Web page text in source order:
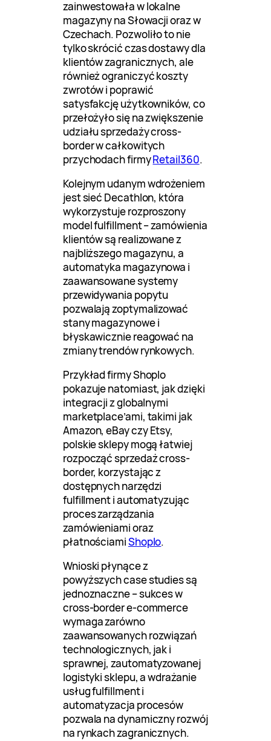
zainwestowała w lokalne
magazyny na Słowacji oraz w
Czechach. Pozwoliło to nie
tylko skrócić czas dostawy dla
klientów zagranicznych, ale
również ograniczyć koszty
zwrotów i poprawić
satysfakcję użytkowników, co
przełożyło się na zwiększenie
udziału sprzedaży cross-
border w całkowitych
przychodach firmyRetail360.
Kolejnym udanym wdrożeniem
jest sieć Decathlon, która
wykorzystuje rozproszony
model fulfillment – zamówienia
klientów są realizowane z
najbliższego magazynu, a
automatyka magazynowa i
zaawansowane systemy
przewidywania popytu
pozwalają zoptymalizować
stany magazynowe i
błyskawicznie reagować na
zmiany trendów rynkowych.
Przykład firmy Shoplo
pokazuje natomiast, jak dzięki
integracji z globalnymi
marketplace’ami, takimi jak
Amazon, eBay czy Etsy,
polskie sklepy mogą łatwiej
rozpocząć sprzedaż cross-
border, korzystając z
dostępnych narzędzi
fulfillment i automatyzując
proces zarządzania
zamówieniami oraz
płatnościamiShoplo.
Wnioski płynące z
powyższych case studies są
jednoznaczne – sukces w
cross-border e-commerce
wymaga zarówno
zaawansowanych rozwiązań
technologicznych, jak i
sprawnej, zautomatyzowanej
logistyki sklepu, a wdrażanie
usług fulfillment i
automatyzacja procesów
pozwala na dynamiczny rozwój
na rynkach zagranicznych.